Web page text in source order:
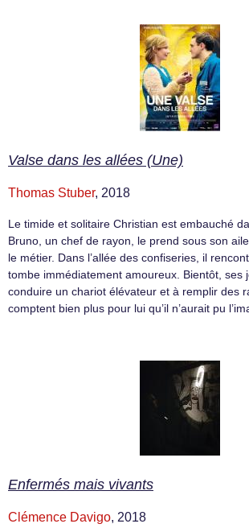
Valse dans les allées (Une)
Thomas Stuber, 2018
Le timide et solitaire Christian est embauché
Bruno, un chef de rayon, le prend sous son
le métier. Dans l’allée des confiseries, il
tombe immédiatement amoureux. Bientôt, ses
conduire un chariot élévateur et à remplir des
comptent bien plus pour lui qu’il n’aurait pu
Enfermés mais vivants
Clémence Davigo, 2018